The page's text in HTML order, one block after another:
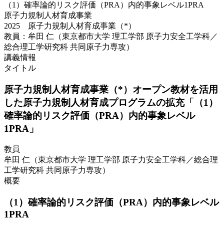
（1）確率論的リスク評価（PRA）内的事象レベル1PRA
原子力規制人材育成事業
2025 原子力規制人材育成事業（*）
教員：牟田 仁（東京都市大学 理工学部 原子力安全工学科／
総合理工学研究科 共同原子力専攻）
講義情報
タイトル
原子力規制人材育成事業（*）オープン教材を活用
した原子力規制人材育成プログラムの拡充「（1）
確率論的リスク評価（PRA）内的事象レベル
1PRA」
教員
牟田 仁（東京都市大学 理工学部 原子力安全工学科／総合理
工学研究科 共同原子力専攻）
概要
（1）確率論的リスク評価（PRA）内的事象レベル
1PRA